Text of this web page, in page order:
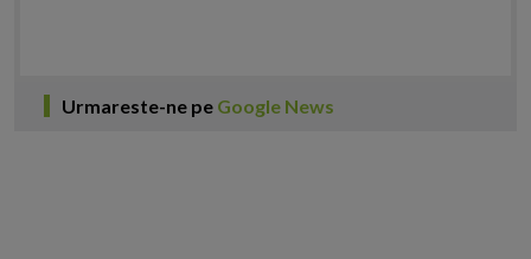
Urmareste-ne pe Google News